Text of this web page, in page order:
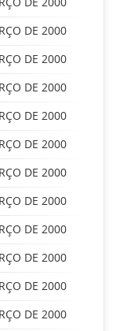
DE 2000
DE 2000
DE 2000
DE 2000
DE 2000
DE 2000
DE 2000
DE 2000
DE 2000
DE 2000
DE 2000